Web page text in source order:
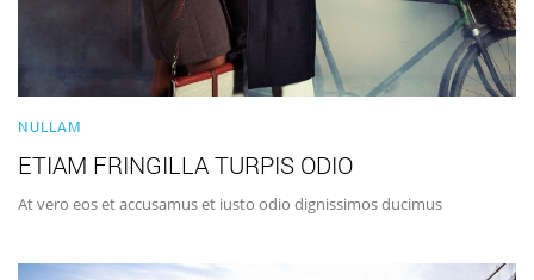
NULLAM
ETIAM FRINGILLA TURPIS ODIO
At vero eos et accusamus et iusto odio dignissimos ducimus